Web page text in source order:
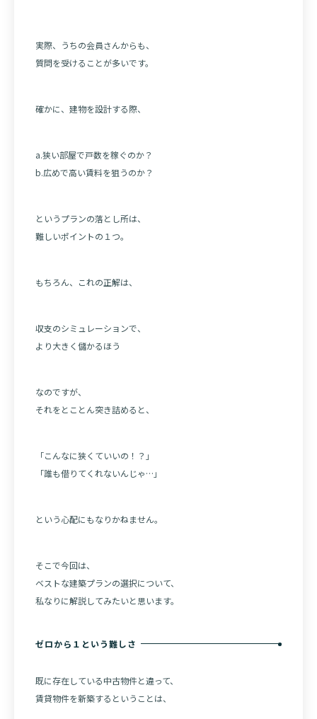
実際、うちの会員さんからも、
質問を受けることが多いです。
確かに、建物を設計する際、
a.狭い部屋で戸数を稼ぐのか？
b.広めで高い賃料を狙うのか？
というプランの落とし所は、
難しいポイントの１つ。
もちろん、これの正解は、
収支のシミュレーションで、
より大きく儲かるほう
なのですが、
それをとことん突き詰めると、
「こんなに狭くていいの！？」
「誰も借りてくれないんじゃ…」
という心配にもなりかねません。
そこで今回は、
ベストな建築プランの選択について、
私なりに解説してみたいと思います。
ゼロから１という難しさ
既に存在している中古物件と違って、
賃貸物件を新築するということは、